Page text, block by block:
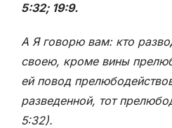
5:32; 19:9.
А Я говорю вам: кто
своею, кроме вины
ей повод
разведенной, тот
5:32).